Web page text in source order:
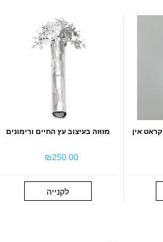
גולדפילד זהב 24 קראט אין
מזוזה בעיצוב עץ החיים ורימונים
₪‎250.00
לקנייה